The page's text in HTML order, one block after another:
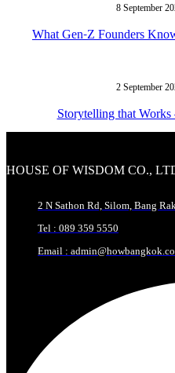
8 September
What Gen-Z Founders
2 September
Storytelling that
HOUSE OF WISDOM CO.,
2 N Sathon Rd, Silom, Bang
Tel : 089 359 5550
Email :